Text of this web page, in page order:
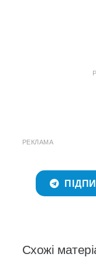
РЕКЛАМА
Схожі